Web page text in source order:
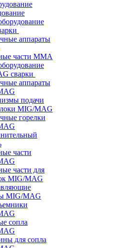
аппараты
части MMA
сварки
аппараты
подачи
MIG/MAG
горелки
части
части для
MIG/MAG
MIG/MAG
сопла
для сопла